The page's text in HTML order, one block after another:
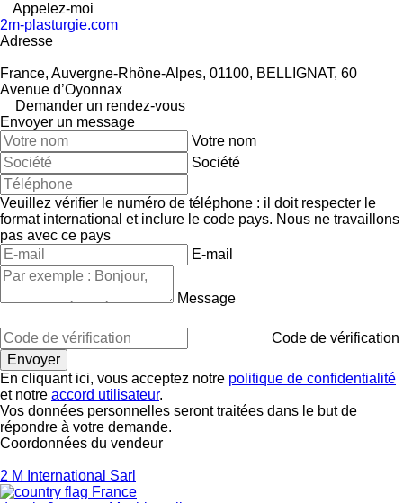
Appelez-moi
2m-plasturgie.com
Adresse
France, Auvergne-Rhône-Alpes, 01100, BELLIGNAT, 60
Avenue d’Oyonnax
Demander un rendez-vous
Envoyer un message
Votre nom
Société
Veuillez vérifier le numéro de téléphone : il doit respecter le
format international et inclure le code pays. Nous ne travaillons
pas avec ce pays
E-mail
Message
Code de vérification
En cliquant ici, vous acceptez notre politique de confidentialité
et notre accord utilisateur.
Vos données personnelles seront traitées dans le but de
répondre à votre demande.
Coordonnées du vendeur
2 M International Sarl
France